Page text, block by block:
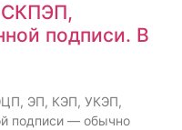
подписи. В
ЭП, КЭП, УКЭП,
подписи — обычно